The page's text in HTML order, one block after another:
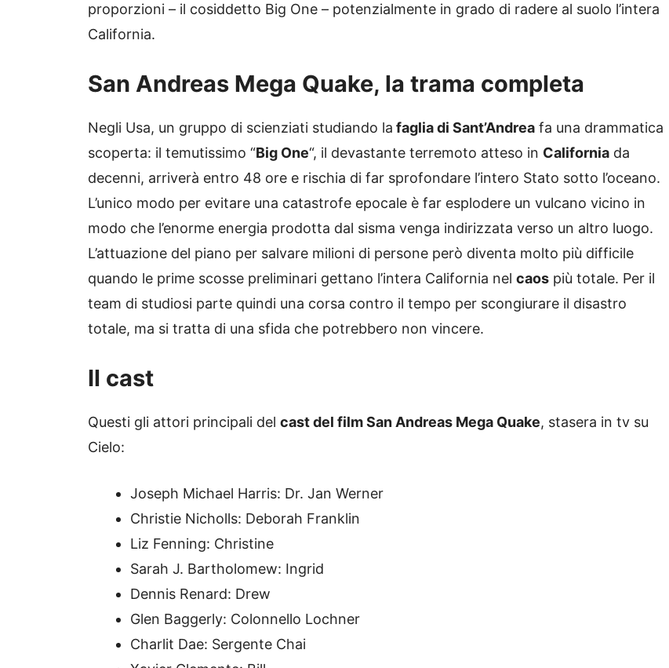
proporzioni – il cosiddetto Big One – potenzialmente in grado di radere al suolo l’intera
California.
San Andreas Mega Quake, la trama completa
Negli Usa, un gruppo di scienziati studiando la faglia di Sant’Andrea fa una drammatica
scoperta: il temutissimo “Big One“, il devastante terremoto atteso in California da
decenni, arriverà entro 48 ore e rischia di far sprofondare l’intero Stato sotto l’oceano.
L’unico modo per evitare una catastrofe epocale è far esplodere un vulcano vicino in
modo che l’enorme energia prodotta dal sisma venga indirizzata verso un altro luogo.
L’attuazione del piano per salvare milioni di persone però diventa molto più difficile
quando le prime scosse preliminari gettano l’intera California nel caos più totale. Per il
team di studiosi parte quindi una corsa contro il tempo per scongiurare il disastro
totale, ma si tratta di una sfida che potrebbero non vincere.
Il cast
Questi gli attori principali del cast del film San Andreas Mega Quake, stasera in tv su
Cielo:
Joseph Michael Harris: Dr. Jan Werner
Christie Nicholls: Deborah Franklin
Liz Fenning: Christine
Sarah J. Bartholomew: Ingrid
Dennis Renard: Drew
Glen Baggerly: Colonnello Lochner
Charlit Dae: Sergente Chai